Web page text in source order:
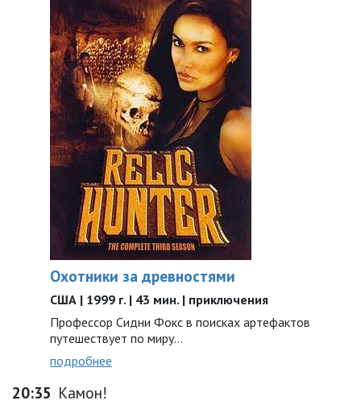
Охотники за древностями
США | 1999 г. | 43 мин. | приключения
Профессор Сидни Фокс в поисках артефактов
путешествует по миру...
подробнее
20:35 Камон!